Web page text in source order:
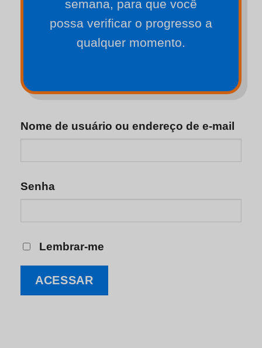
semana, para que você
possa verificar o progresso a
qualquer momento.
Nome de usuário ou endereço de e-mail
Senha
Lembrar-me